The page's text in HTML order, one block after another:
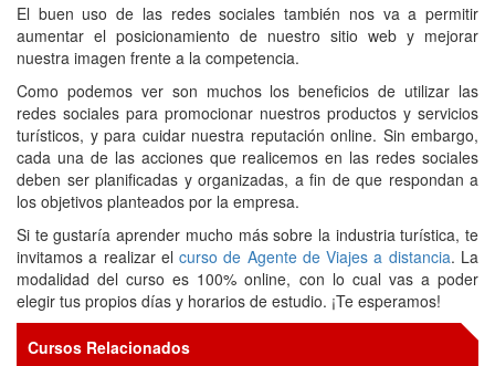
El buen uso de las redes sociales también nos va a permitir
aumentar el posicionamiento de nuestro sitio web y mejorar
nuestra imagen frente a la competencia.
Como podemos ver son muchos los beneficios de utilizar las
redes sociales para promocionar nuestros productos y servicios
turísticos, y para cuidar nuestra reputación online. Sin embargo,
cada una de las acciones que realicemos en las redes sociales
deben ser planificadas y organizadas, a fin de que respondan a
los objetivos planteados por la empresa.
Si te gustaría aprender mucho más sobre la industria turística, te
invitamos a realizar elcurso de Agente de Viajes a distancia. La
modalidad del curso es 100% online, con lo cual vas a poder
elegir tus propios días y horarios de estudio. ¡Te esperamos!
Cursos Relacionados